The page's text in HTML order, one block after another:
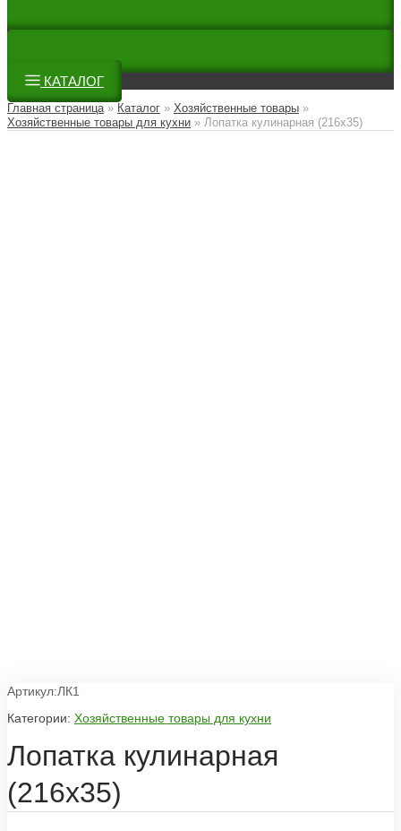
КАТАЛОГ
Главная страница» Каталог » Хозяйственные товары »
Хозяйственные товары для кухни » Лопатка кулинарная (216х35)
Артикул:ЛК1
Категории: Хозяйственные товары для кухни
Лопатка кулинарная
(216х35)